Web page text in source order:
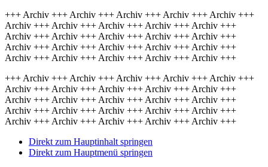
+++ Archiv +++ Archiv +++ Archiv +++ Archiv +++ Archiv +++
Archiv +++ Archiv +++ Archiv +++ Archiv +++ Archiv +++
Archiv +++ Archiv +++ Archiv +++ Archiv +++ Archiv +++
Archiv +++ Archiv +++ Archiv +++ Archiv +++ Archiv +++
Archiv +++ Archiv +++ Archiv +++ Archiv +++ Archiv +++
+++ Archiv +++ Archiv +++ Archiv +++ Archiv +++ Archiv +++
Archiv +++ Archiv +++ Archiv +++ Archiv +++ Archiv +++
Archiv +++ Archiv +++ Archiv +++ Archiv +++ Archiv +++
Archiv +++ Archiv +++ Archiv +++ Archiv +++ Archiv +++
Archiv +++ Archiv +++ Archiv +++ Archiv +++ Archiv +++
Direkt zum Hauptinhalt springen
Direkt zum Hauptmenü springen